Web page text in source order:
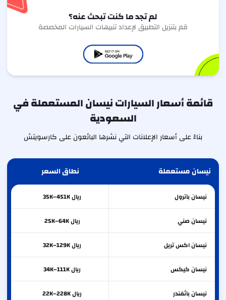
لم تجد ما كنت تبحث عنه؟
قم بتنزيل التطبيق لإعداد تنبيهات السيارات المخصصة
قائمة أسعار السيارات نيسان المستعملة في
السعودية
بناءً على أسعار الإعلانات التي نشرها البائعون على كارسويتش
نيسان مستعملة نطاق السعر
نيسان باترول ريال 35K–451K
نيسان صني ريال 25K–64K
نيساناكس تريل ريال 32K–129K
نيسان كيكس ريال 34K–111K
نيسان باثفندر ريال 22K–228K